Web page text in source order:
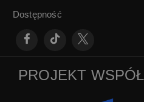
Dostępność
PROJEKT